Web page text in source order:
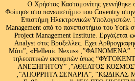
Ο Χρήστος Κασταμονίτης γεννήθηκε
Φοίτησε στο πανεπιστήμιο του Coventry
Επιστήμη Ηλεκτρονικών Υπολογιστών.
Management από το πανεπιστήμιο του Υork
Project Management Institute. Εργάζεται
Analyst στις Βρυξελλες. Εχει
Μάτι”, «Hellenic Nexus» ,”ΦΑΙΝΟΜΕΝΑ”.
τηλεοπτικών εκπομπών όπως
ΑΝΕΞΗΓΗΤΟΥ” ,”ΑΘΕΑΤΟΣ
,”ΑΠΟΡΡΗΤΑ ΣΕΝΑΡΙΑ”, “ΚΩΔΙΚΑΣ